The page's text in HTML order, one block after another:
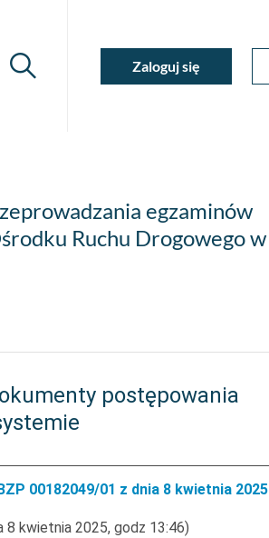
Wyszukiwarka
MojeZaloguj się
egzaminów
Ruchu Drogowego w
postępowania
00182049/01 z dnia 8 kwietnia 2025
8 kwietnia 2025, godz 13:46)